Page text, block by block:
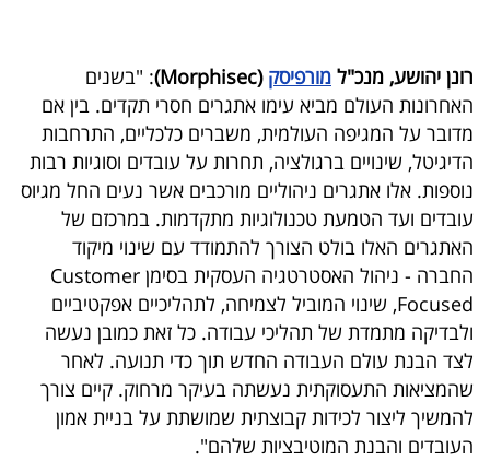
המילון
הכלכלי
פודקאסט
40
UNDER
40
שיתופי
פעולה
רונן יהושע, מנכ"ל מורפיסק (Morphisec)
: "בשנים
האחרונות העולם מביא עימו אתגרים חסרי תקדים. בין אם
מדובר על המגיפה העולמית, משברים כלכליים, התרחבות
הדיגיטל, שינויים ברגולציה, תחרות על עובדים וסוגיות רבות
נוספות. אלו אתגרים ניהוליים מורכבים אשר נעים החל מגיוס
עובדים ועד הטמעת טכנולוגיות מתקדמות. במרכזם של
האתגרים האלו בולט הצורך להתמודד עם שינוי מיקוד
החברה - ניהול האסטרטגיה העסקית בסימן Customer
Focused, שינוי המוביל לצמיחה, לתהליכיים אפקטיביים
ולבדיקה מתמדת של תהליכי עבודה. כל זאת כמובן נעשה
לצד הבנת עולם העבודה החדש תוך כדי תנועה. לאחר
שהמציאות התעסוקתית נעשתה בעיקר מרחוק. קיים צורך
להמשיך ליצור לכידות קבוצתית שמושתת על בניית אמון
העובדים והבנת המוטיבציות שלהם".